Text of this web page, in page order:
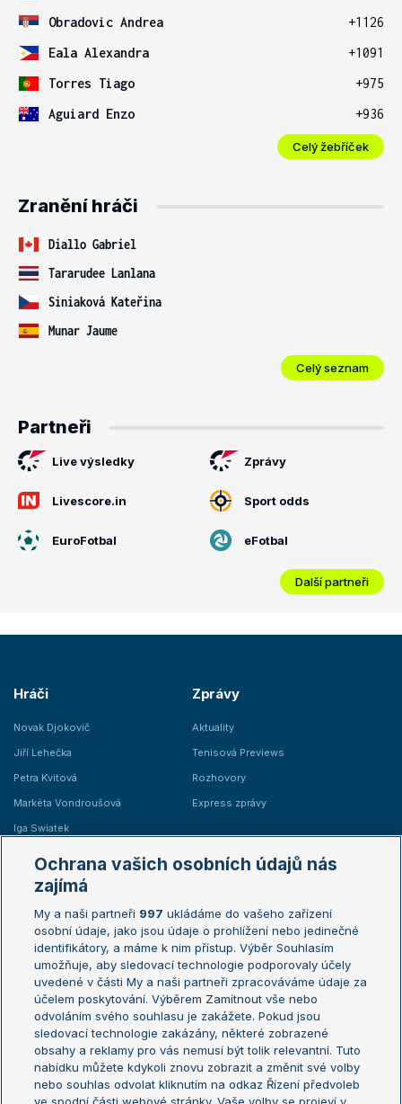
Obradovic Andrea
+1126
Eala Alexandra
+1091
Torres Tiago
+975
Aguiard Enzo
+936
Celý žebříček
Zranění hráči
Diallo Gabriel
Tararudee Lanlana
Siniaková Kateřina
Munar Jaume
Celý seznam
Partneři
Live výsledky Zprávy
Livescore.in Sport odds
EuroFotbal eFotbal
Další partneři
Hráči
Novak Djokovič
Jiří Lehečka
Petra Kvitová
Markéta Vondroušová
Iga Swiatek
Zprávy
Aktuality
Tenisová Previews
Rozhovory
Express zprávy
Žebříčky
Žebříček ATP (muži)
Žebříček WTA (ženy)
Sázkařský žebříček
Australian Open
French Open
Wimbledon
US Open
Turnaj mistrů
Turnaj mistryň
Aktualní trendy
Fotbalové přestupy
Ochrana vašich osobních údajů nás
zajímá
My a naši partneři 997 ukládáme do vašeho zařízení
osobní údaje, jako jsou údaje o prohlížení nebo jedinečné
identifikátory, a máme k nim přístup. Výběr Souhlasím
umožňuje, aby sledovací technologie podporovaly účely
uvedené v části My a naši partneři zpracováváme údaje za
účelem poskytování. Výběrem Zamítnout vše nebo
odvoláním svého souhlasu je zakážete. Pokud jsou
sledovací technologie zakázány, některé zobrazené
obsahy a reklamy pro vás nemusí být tolik relevantní. Tuto
nabídku můžete kdykoli znovu zobrazit a změnit své volby
nebo souhlas odvolat kliknutím na odkaz Řízení předvoleb